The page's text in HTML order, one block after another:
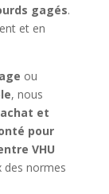
gagés.
et en
ou
, nous
et
pour
VHU
des normes